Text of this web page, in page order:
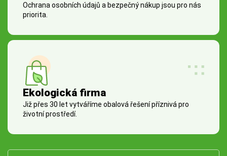
Ochrana osobních údajů a bezpečný nákup jsou pro nás
priorita.
Ekologická firma
Již přes 30 let vytváříme obalová řešení příznivá pro
životní prostředí.